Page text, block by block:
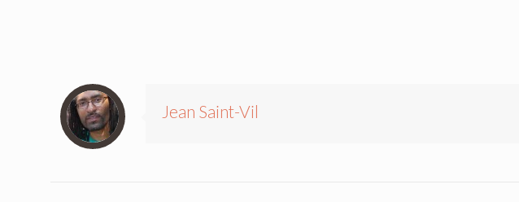
Jean Saint-Vil